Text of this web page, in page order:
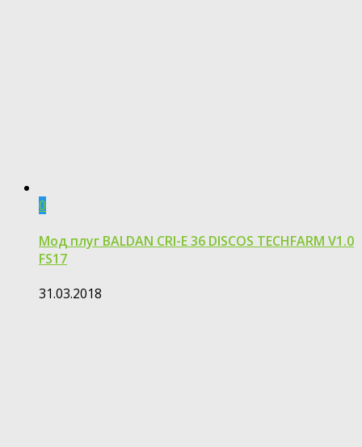
0
Мод плуг BALDAN CRI-E 36 DISCOS TECHFARM V1.0
FS17
31.03.2018